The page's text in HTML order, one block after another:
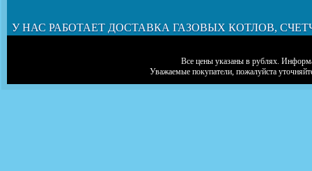
У НАС РАБОТАЕТ ДОСТАВКА ГАЗОВЫХ КОТЛОВ,
Все цены указаны в рублях.
Уважаемые покупатели, пожалуйста